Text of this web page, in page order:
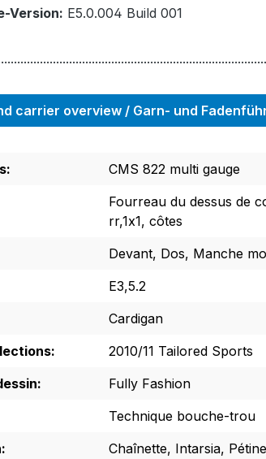
Version: E5.0.004 Build 001
carrier overview / Garn- und
CMS 822 multi gauge
Fourreau du dessus de
rr,1x1, côtes
Devant, Dos, Manche
E3,5.2
Cardigan
2010/11 Tailored Sports
Fully Fashion
Technique bouche-trou
Chaînette, Intarsia,